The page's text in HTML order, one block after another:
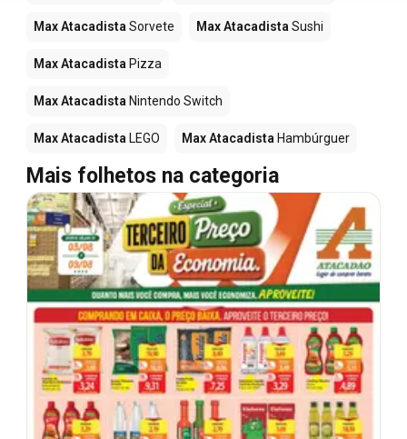
Max Atacadista Sorvete Max Atacadista Sushi
Max Atacadista Pizza
Max Atacadista Nintendo Switch
Max Atacadista LEGO Max Atacadista Hambúrguer
Mais folhetos na categoria